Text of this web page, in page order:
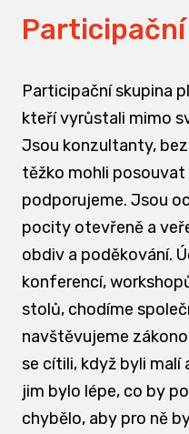
Participační skupina
kteří vyrůstali mimo
Jsou konzultanty,
těžko mohli posouvat
podporujeme. Jsou
pocity otevřeně a
obdiv a poděkování.
konferencí,
stolů, chodíme
navštěvujeme
se cítili, když byli malí
jim bylo lépe, co by
chybělo, aby pro ně